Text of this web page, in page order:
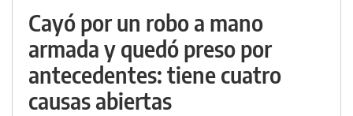
Cayó por un robo a mano
armada y quedó preso por
antecedentes: tiene cuatro
causas abiertas